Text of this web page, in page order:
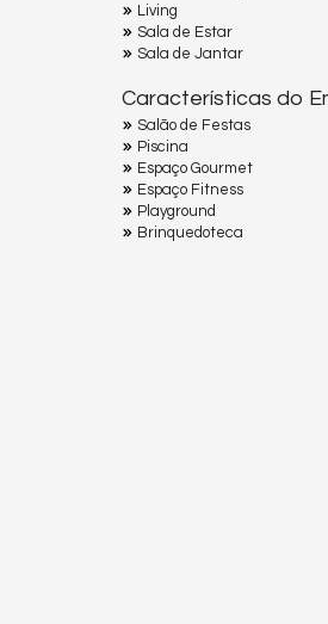
Living
Sala de Estar
Sala de Jantar
Características do
Salão de Festas
Piscina
Espaço Gourmet
Espaço Fitness
Playground
Brinquedoteca